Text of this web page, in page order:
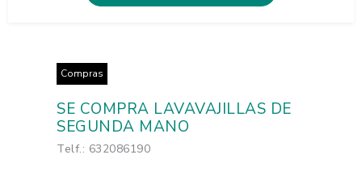
Compras
SE COMPRA LAVAVAJILLAS DE
SEGUNDA MANO
Telf.: 632086190